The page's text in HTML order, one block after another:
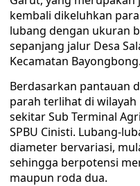
kembali dikeluhkan
lubang dengan ukuran
sepanjang jalur Desa
Kecamatan Bayongbong.
Berdasarkan pantauan
parah terlihat di
sekitar Sub Terminal
SPBU Cinisti. Lubang-
diameter bervariasi,
sehingga berpotensi
maupun roda dua.